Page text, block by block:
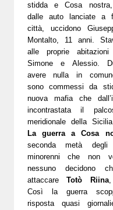
stidda e Cosa
dalle auto lanciate a
città, uccidono
Montalto, 11 anni.
alle proprie
Simone e Alessio.
avere nulla in
sono commessi da
nuova mafia che
incontrastata il
meridionale della
La guerra a Cosa
seconda metà
minorenni che non
nessuno decidono
attaccareTotò Riina
Così la guerra
risposta quasi